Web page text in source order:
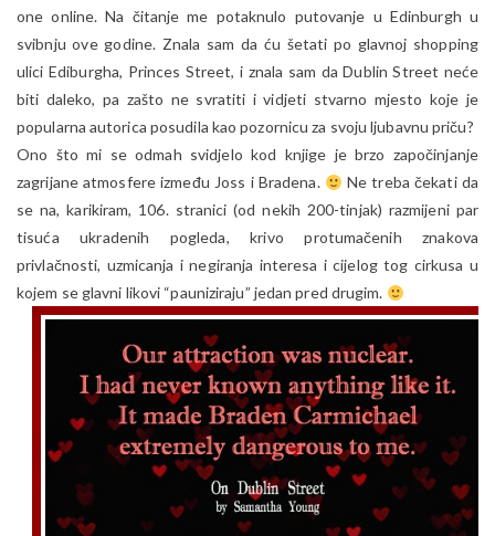
one online. Na čitanje me potaknulo putovanje u Edinburgh u
svibnju ove godine. Znala sam da ću šetati po glavnoj shopping
ulici Ediburgha, Princes Street, i znala sam da Dublin Street neće
biti daleko, pa zašto ne svratiti i vidjeti stvarno mjesto koje je
popularna autorica posudila kao pozornicu za svoju ljubavnu priču?
Ono što mi se odmah svidjelo kod knjige je brzo započinjanje
zagrijane atmosfere između Joss i Bradena.
Ne treba čekati da
se na, karikiram, 106. stranici (od nekih 200-tinjak) razmijeni par
tisuća ukradenih pogleda, krivo protumačenih znakova
privlačnosti, uzmicanja i negiranja interesa i cijelog tog cirkusa u
kojem se glavni likovi “pauniziraju” jedan pred drugim.